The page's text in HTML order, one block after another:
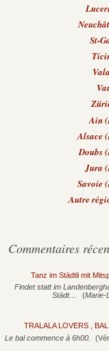
St-
Ain
Alsace
Doubs
Jura
Savoie
Autre
Commentaires
Tanz im Städtli mit
Findet statt im
Städt…
(Marie-
TRALALA LOVERS ,
Le bal commence à 6h00.